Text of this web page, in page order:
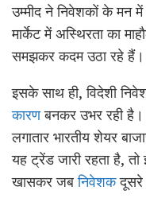
उम्मीद ने निवेशकों के मन
मार्केट में अस्थिरता का
समझकर कदम उठा रहे हैं।
इसके साथ ही, विदेशी
कारणबनकर उभर रही है।
लगातार भारतीय शेयर
यह ट्रेंड जारी रहता है,
खासकर जबनिवेशकदूसरे